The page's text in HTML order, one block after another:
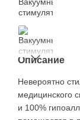
Описание
Невероятно
медицинского
и 100%